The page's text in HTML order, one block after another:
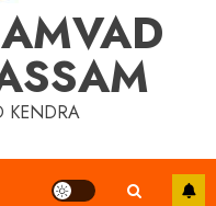
KENDRA